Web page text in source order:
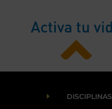
E DISCIPLINAS